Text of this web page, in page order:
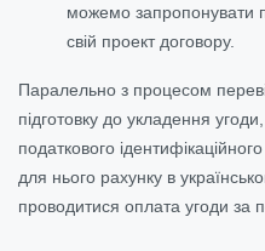
можемо запропонувати
свій проект договору.
Паралельно з процесом
підготовку до укладення
податкового
для нього рахунку в
проводитися оплата угоди за